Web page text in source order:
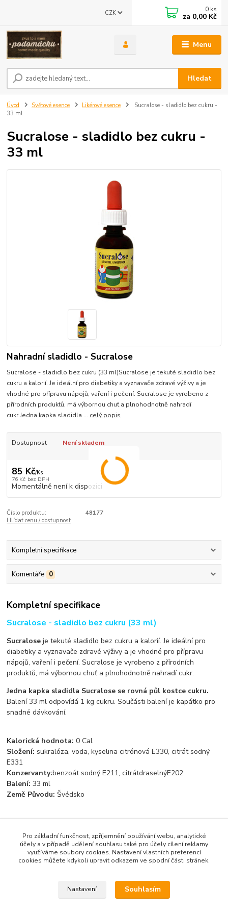
Menu
CZK
Hledat
0 ks
za 0,00 Kč
Úvod Světové esence Likérové esence
Sucralose - sladidlo bez cukru -
33 ml
Sucralose - sladidlo bez cukru -
33 ml
Nahradní sladidlo - Sucralose
Sucralose - sladidlo bez cukru (33 ml)Sucralose je tekuté sladidlo bez
cukru a kalorií. Je ideální pro diabetiky a vyznavače zdravé výživy a je
vhodné pro přípravu nápojů, vaření i pečení. Sucralose je vyrobeno z
přírodních produktů, má výbornou chuť a plnohodnotně nahradí
cukr.Jedna kapka sladidla ... celý popis
Dostupnost Není skladem
85 Kč/Ks
76 Kč bez DPH
Momentálně není k dispozici
Číslo produktu:
48177
Hlídat cenu / dostupnost
Kompletní specifikace
Komentáře 0
Kompletní specifikace
Sucralose - sladidlo bez cukru (33 ml)
Sucralose je tekuté sladidlo bez cukru a kalorií. Je ideální pro
diabetiky a vyznavače zdravé výživy a je vhodné pro přípravu
nápojů, vaření i pečení. Sucralose je vyrobeno z přírodních
produktů, má výbornou chuť a plnohodnotně nahradí cukr.
Jedna kapka sladidla Sucralose se rovná půl kostce cukru.
Balení 33 ml odpovídá 1 kg cukru. Součásti balení je kapátko pro
snadné dávkování.
Kalorická hodnota:0 Cal
Složení: sukralóza, voda, kyselina citrónová E330, citrát sodný
E331
Konzervanty:benzoát sodný E211,citrátdraselnýE202
Balení: 33 ml
Země Původu: Švédsko
Zboží zařazeno v kategoriích
Sirupy bez cukru
Pro základní funkčnost, zpříjemnění používání webu, analytické
účely a v případě udělení souhlasu také pro účely cílení reklamy
využíváme soubory cookies. Nastavení vlastních preferencí
cookies můžete kdykoli upravit odkazem ve spodní části stránek.
Nastavení Souhlasím